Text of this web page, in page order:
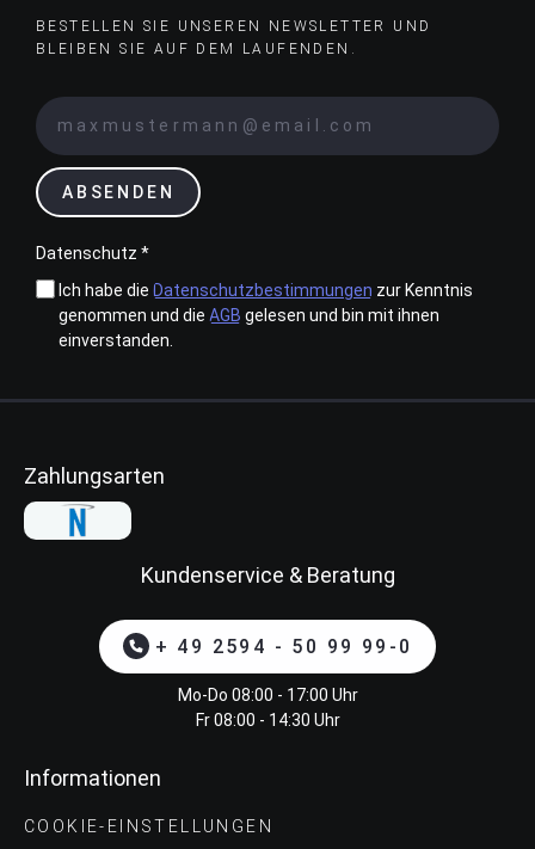
BESTELLEN SIE UNSEREN NEWSLETTER UND
BLEIBEN SIE AUF DEM LAUFENDEN.
ABSENDEN
Datenschutz *
Ich habe die Datenschutzbestimmungen zur Kenntnis
genommen und die AGB gelesen und bin mit ihnen
einverstanden.
Zahlungsarten
Kundenservice & Beratung
+ 49 2594 - 50 99 99-0
Mo-Do 08:00 - 17:00 Uhr
Fr 08:00 - 14:30 Uhr
Informationen
COOKIE-EINSTELLUNGEN